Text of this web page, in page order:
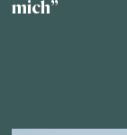
mich”